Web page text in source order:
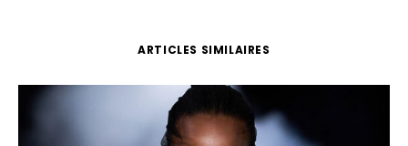
ARTICLES SIMILAIRES